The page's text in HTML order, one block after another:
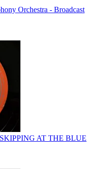
Orchestra - Broadcast
AT THE BLUE